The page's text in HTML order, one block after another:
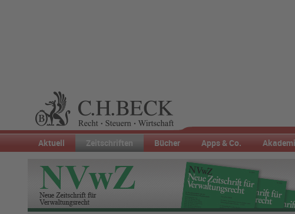
Aktuell Zeitschriften Bücher Apps & Co.